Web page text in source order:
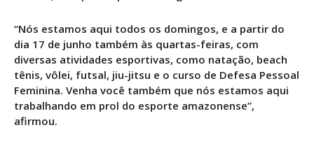
“Nós estamos aqui todos os domingos, e a partir do
dia 17 de junho também às quartas-feiras, com
diversas atividades esportivas, como natação, beach
tênis, vôlei, futsal, jiu-jitsu e o curso de Defesa Pessoal
Feminina. Venha você também que nós estamos aqui
trabalhando em prol do esporte amazonense”,
afirmou.